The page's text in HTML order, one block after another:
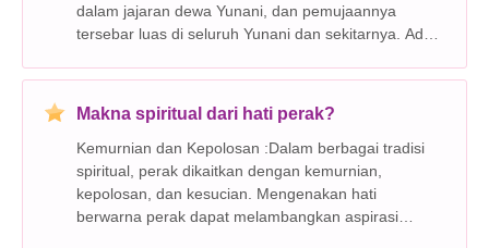
dalam jajaran dewa Yunani, dan pemujaannya
tersebar luas di seluruh Yunani dan sekitarnya. Ada
antara lain: * Untuk memastikan panen yang baik.
Makna spiritual dari hati perak?
Kemurnian dan Kepolosan :Dalam berbagai tradisi
spiritual, perak dikaitkan dengan kemurnian,
kepolosan, dan kesucian. Mengenakan hati
berwarna perak dapat melambangkan aspirasi